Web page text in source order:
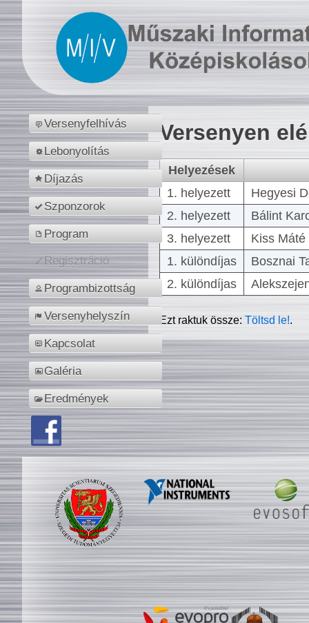
Versenyfelhívás
Lebonyolítás
Díjazás
Szponzorok
Program
Regisztráció
Programbizottság
Versenyhelyszín
Kapcsolat
Galéria
Eredmények
Versenyen
Helyezések
1. helyezett
Hegyesi
2. helyezett
Bálint
3. helyezett
Kiss
1. különdíjas
Bosznai
2. különdíjas
Ezt raktuk össze:Töltsd le!.